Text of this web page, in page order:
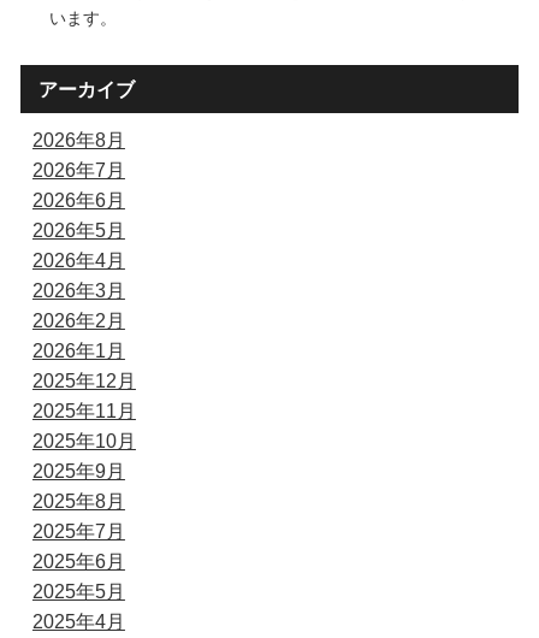
います。
アーカイブ
2026年8月
2026年7月
2026年6月
2026年5月
2026年4月
2026年3月
2026年2月
2026年1月
2025年12月
2025年11月
2025年10月
2025年9月
2025年8月
2025年7月
2025年6月
2025年5月
2025年4月